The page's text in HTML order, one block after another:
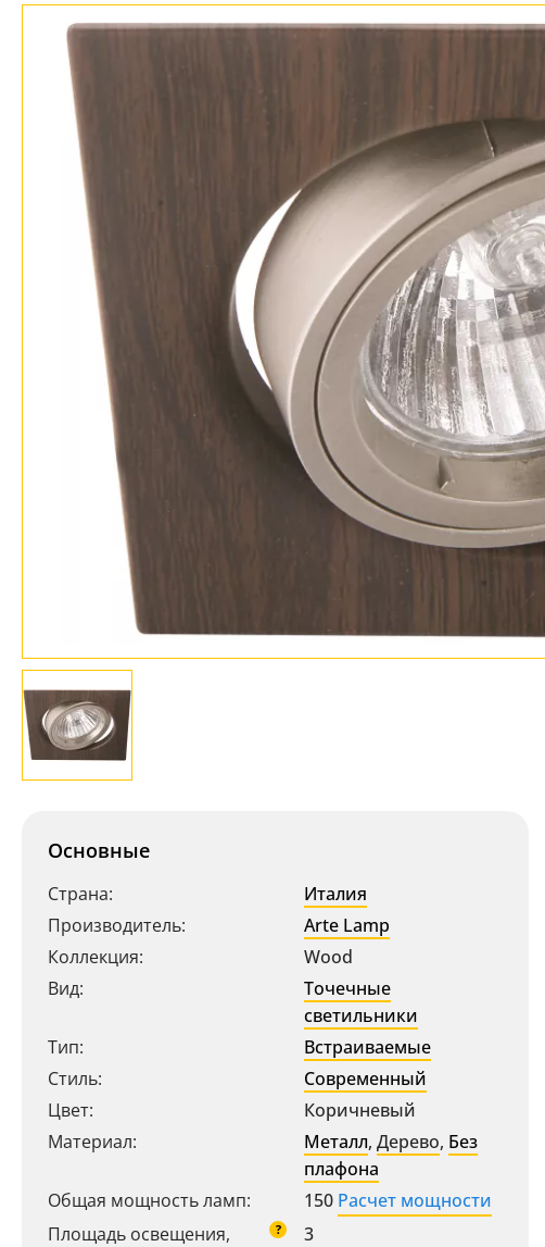
Доставка и оплата
Гарантия
Возврат
Отзывы
Установка
Дизайнерам
Бренды
Контакты
Основные
Страна:
Италия
Производитель:
Arte Lamp
Коллекция:
Wood
Вид:
Точечные
светильники
Тип:
Встраиваемые
Стиль:
Современный
Цвет:
Коричневый
Материал:
Металл, Дерево, Без
плафона
Общая мощность ламп:
150 Расчет мощности
Площадь освещения,
? 3